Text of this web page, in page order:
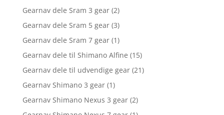
Gearnav dele Sram 3 gear (2)
Gearnav dele Sram 5 gear (3)
Gearnav dele Sram 7 gear (1)
Gearnav dele til Shimano Alfine (15)
Gearnav dele til udvendige gear (21)
Gearnav Shimano 3 gear (1)
Gearnav Shimano Nexus 3 gear (2)